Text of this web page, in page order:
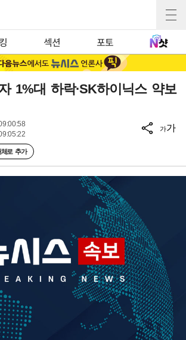
섹션 포토
1%대 하락·SK하이닉스 약보
로 추가
가가